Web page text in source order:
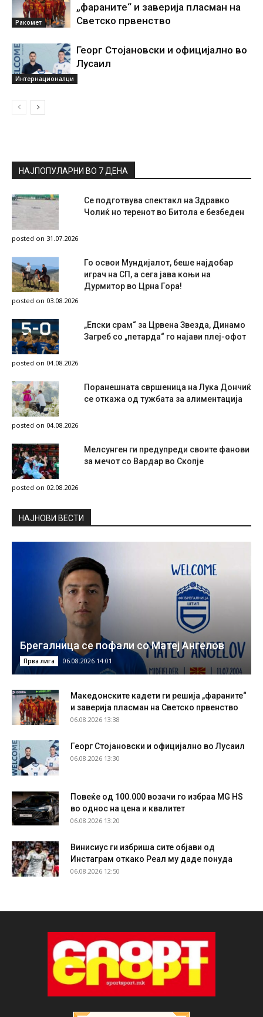
Ракомет
„фараните“ и заверија пласман на
Светско првенство
Интернационалци
Георг Стојановски и официјално во
Лусаил
НАЈПОПУЛАРНИ ВО 7 ДЕНА
Се подготвува спектакл на Здравко
Чолиќ но теренот во Битола е безбеден
posted on 31.07.2026
Го освои Мундијалот, беше најдобар
играч на СП, а сега јава коњи на
Дурмитор во Црна Гора!
posted on 03.08.2026
„Епски срам“ за Црвена Звезда, Динамо
Загреб со „петарда“ го најави плеј-офот
posted on 04.08.2026
Поранешната свршеница на Лука Дончиќ
се откажа од тужбата за алиментација
posted on 04.08.2026
Мелсунген ги предупреди своите фанови
за мечот со Вардар во Скопје
posted on 02.08.2026
НAЈНОВИ ВЕСТИ
Брегалница се пофали со Матеј Ангелов
Прва лига 06.08.2026 14:01
Македонските кадети ги решија „фараните“
и заверија пласман на Светско првенство
06.08.2026 13:38
Георг Стојановски и официјално во Лусаил
06.08.2026 13:30
Повеќе од 100.000 возачи го избраа MG HS
во однос на цена и квалитет
06.08.2026 13:20
Винисиус ги избриша сите објави од
Инстаграм откако Реал му даде понуда
06.08.2026 12:50